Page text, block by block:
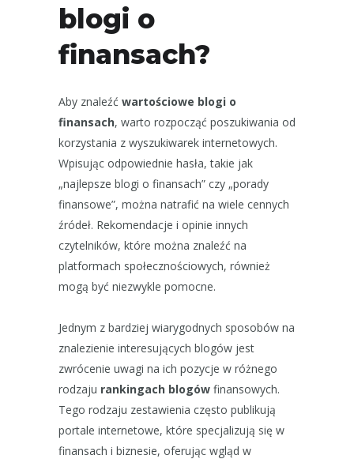
blogi o
finansach?
Aby znaleźć wartościowe blogi o
finansach, warto rozpocząć poszukiwania od
korzystania z wyszukiwarek internetowych.
Wpisując odpowiednie hasła, takie jak
„najlepsze blogi o finansach” czy „porady
finansowe”, można natrafić na wiele cennych
źródeł. Rekomendacje i opinie innych
czytelników, które można znaleźć na
platformach społecznościowych, również
mogą być niezwykle pomocne.
Jednym z bardziej wiarygodnych sposobów na
znalezienie interesujących blogów jest
zwrócenie uwagi na ich pozycje w różnego
rodzaju rankingach blogów finansowych.
Tego rodzaju zestawienia często publikują
portale internetowe, które specjalizują się w
finansach i biznesie, oferując wgląd w